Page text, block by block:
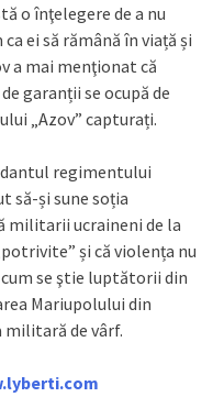
o înţelegere de a nu
ei să rămână în viață și
a mai menţionat că
garanții se ocupă de
„Azov” capturați.
regimentului
să-și sune soția
militarii ucraineni de la
și că violența nu
se ştie luptătorii din
Mariupolului din
militară de vârf.